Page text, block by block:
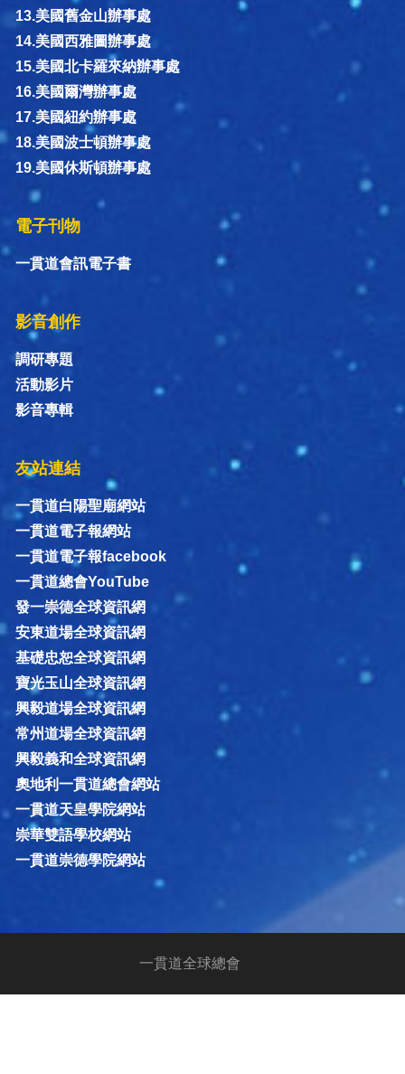
13.美國舊金山辦事處
14.美國西雅圖辦事處
15.美國北卡羅來納辦事處
16.美國爾灣辦事處
17.美國紐約辦事處
18.美國波士頓辦事處
19.美國休斯頓辦事處
電子刊物
一貫道會訊電子書
影音創作
調研專題
活動影片
影音專輯
友站連結
一貫道白陽聖廟網站
一貫道電子報網站
一貫道電子報facebook
一貫道總會YouTube
發一崇德全球資訊網
安東道場全球資訊網
基礎忠恕全球資訊網
寶光玉山全球資訊網
興毅道場全球資訊網
常州道場全球資訊網
興毅義和全球資訊網
奧地利一貫道總會網站
一貫道天皇學院網站
崇華雙語學校網站
一貫道崇德學院網站
一貫道全球總會